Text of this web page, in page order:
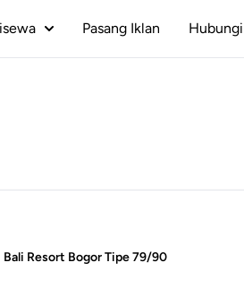
Pasang Iklan Hubungi
Bali Resort Bogor Tipe 79/90